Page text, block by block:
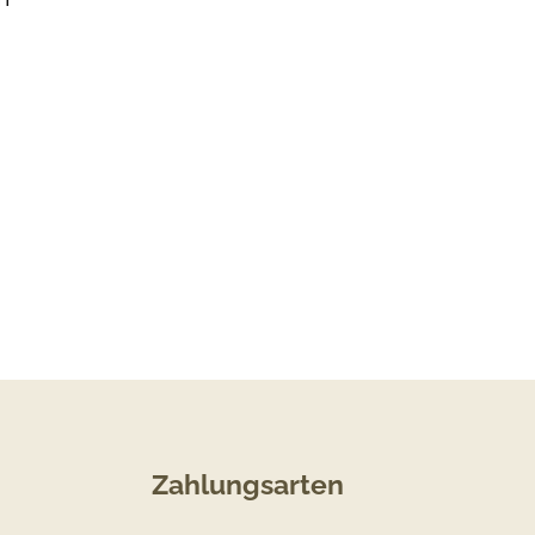
Zahlungsarten